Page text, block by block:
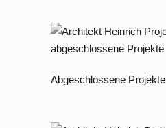
Abgeschlossene Projekte